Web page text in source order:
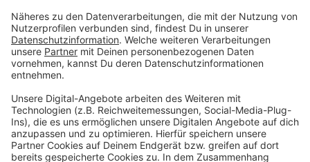
Mediterrane Hackbällchen - von Sebastian
Raab
Anzeige
Das Lieblingsrezept von Morgenmoderator Sebastian
Raab.
Anzeige